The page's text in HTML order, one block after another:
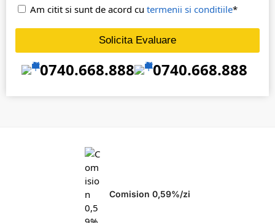
Am citit si sunt de acord cu termenii si conditiile*
Solicita Evaluare
0740.668.888 0740.668.888
Comision 0,59%/zi